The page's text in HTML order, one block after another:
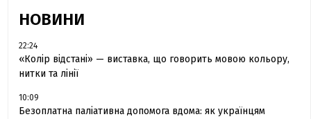
НОВИНИ
22:24
«Колір відстані» — виставка, що говорить мовою кольору,
нитки та лінії
10:09
Безоплатна паліативна допомога вдома: як українцям